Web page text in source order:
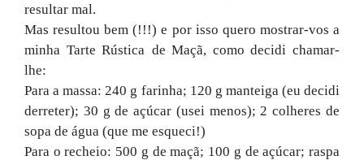
resultar mal.
Mas resultou bem (!!!) e por isso quero mostrar-vos a
minha Tarte Rústica de Maçã, como decidi chamar-
lhe:
Para a massa: 240 g farinha; 120 g manteiga (eu decidi
derreter); 30 g de açúcar (usei menos); 2 colheres de
sopa de água (que me esqueci!)
Para o recheio: 500 g de maçã; 100 g de açúcar; raspa